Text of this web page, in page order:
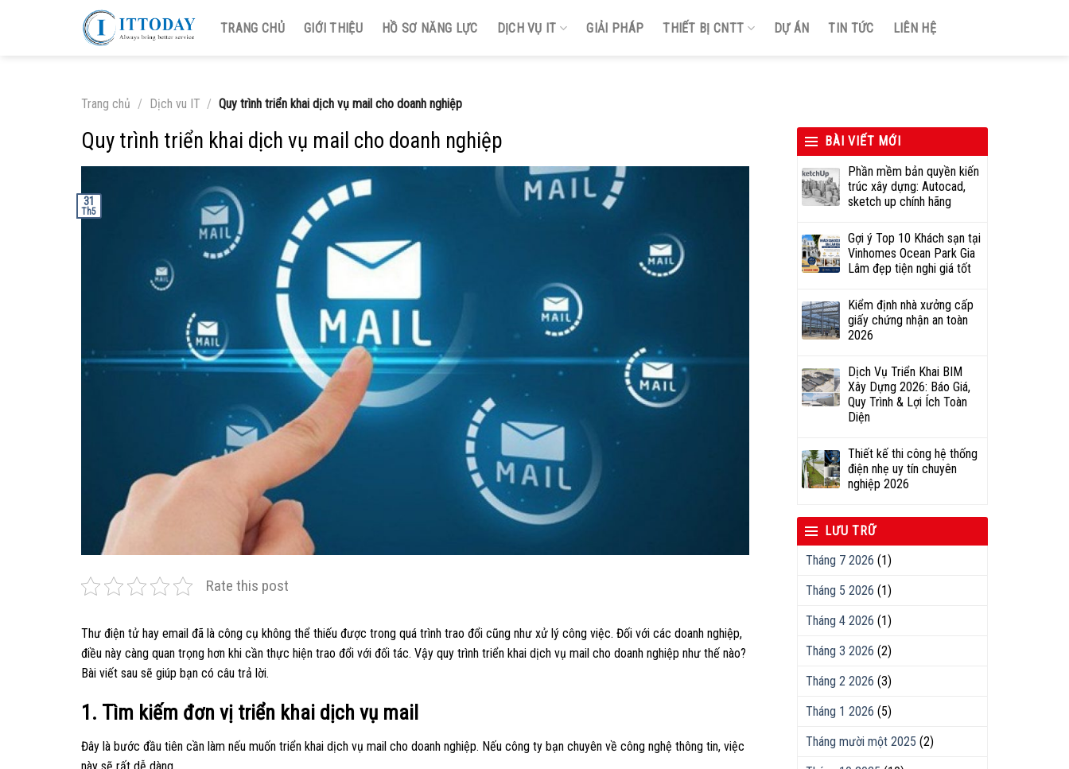
TRANG CHỦ GIỚI THIỆU HỒ SƠ NĂNG LỰC DỊCH VỤ IT GIẢI PHÁP THIẾT BỊ CNTT DỰ ÁN TIN TỨC LIÊN HỆ
Trang chủ / Dịch vu IT / Quy trình triển khai dịch vụ mail cho doanh nghiệp
Quy trình triển khai dịch vụ mail cho doanh nghiệp
31
Th5
Rate this post
Thư điện tử hay email đã là công cụ không thể thiếu được trong quá trình trao đổi cũng như xử lý công việc. Đối với các doanh nghiệp,
điều này càng quan trọng hơn khi cần thực hiện trao đổi với đối tác. Vậy quy trình triển khai dịch vụ mail cho doanh nghiệp như thế nào?
Bài viết sau sẽ giúp bạn có câu trả lời.
1. Tìm kiếm đơn vị triển khai dịch vụ mail
Đây là bước đầu tiên cần làm nếu muốn triển khai dịch vụ mail cho doanh nghiệp. Nếu công ty bạn chuyên về công nghệ thông tin, việc
BÀI VIẾT MỚI
Phần mềm bản quyền kiến
trúc xây dựng: Autocad,
sketch up chính hãng
Gợi ý Top 10 Khách sạn tại
Vinhomes Ocean Park Gia
Lâm đẹp tiện nghi giá tốt
Kiểm định nhà xưởng cấp
giấy chứng nhận an toàn
2026
Dịch Vụ Triển Khai BIM
Xây Dựng 2026: Báo Giá,
Quy Trình & Lợi Ích Toàn
Diện
Thiết kế thi công hệ thống
điện nhẹ uy tín chuyên
nghiệp 2026
LƯU TRỮ
Tháng 7 2026 (1)
Tháng 5 2026 (1)
Tháng 4 2026 (1)
Tháng 3 2026 (2)
Tháng 2 2026 (3)
Tháng 1 2026 (5)
Tháng mười một 2025 (2)